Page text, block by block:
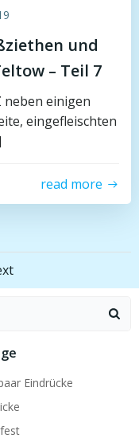
und
– Teil 7
neben einigen
eingefleischten
read more
navigation
Eindrücke